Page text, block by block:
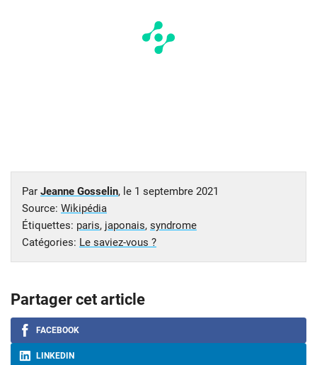
Par Jeanne Gosselin, le 1 septembre 2021
Source: Wikipédia
Étiquettes: paris, japonais, syndrome
Catégories: Le saviez-vous ?
Partager cet article
FACEBOOK
LINKEDIN